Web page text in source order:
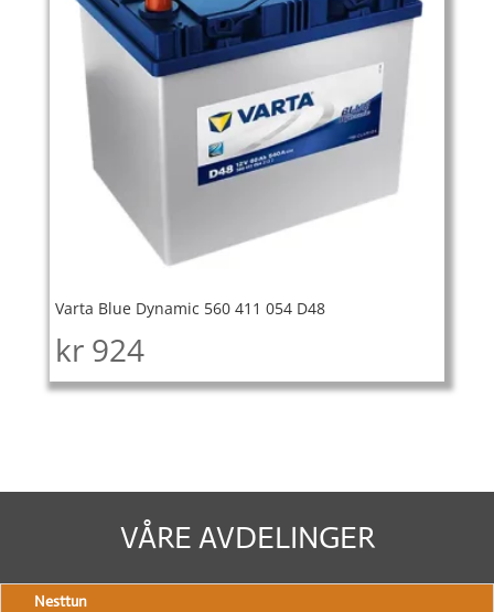
Varta Blue Dynamic 560 411 054 D48
kr 924
VÅRE AVDELINGER
Nesttun